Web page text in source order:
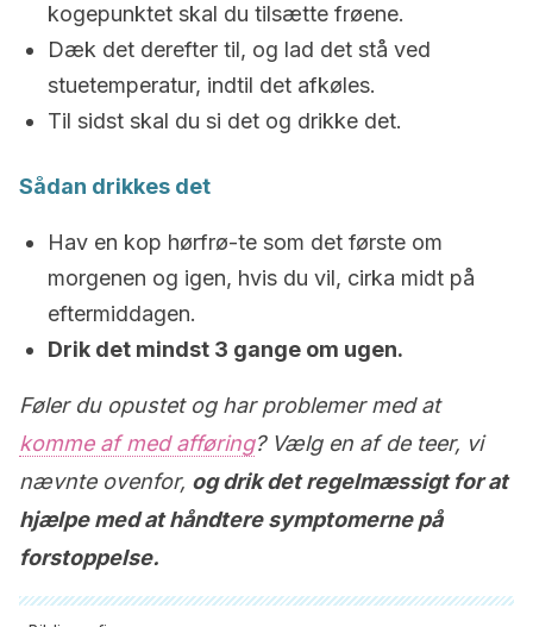
kogepunktet skal du tilsætte frøene.
Dæk det derefter til, og lad det stå ved
stuetemperatur, indtil det afkøles.
Til sidst skal du si det og drikke det.
Sådan drikkes det
Hav en kop hørfrø-te som det første om
morgenen og igen, hvis du vil, cirka midt på ​​
eftermiddagen.
Drik det mindst 3 gange om ugen.
Føler du opustet og har problemer med at
komme af med afføring? Vælg en af ​​de teer, vi
nævnte ovenfor, og drik det regelmæssigt for at
hjælpe med at håndtere symptomerne på
forstoppelse.